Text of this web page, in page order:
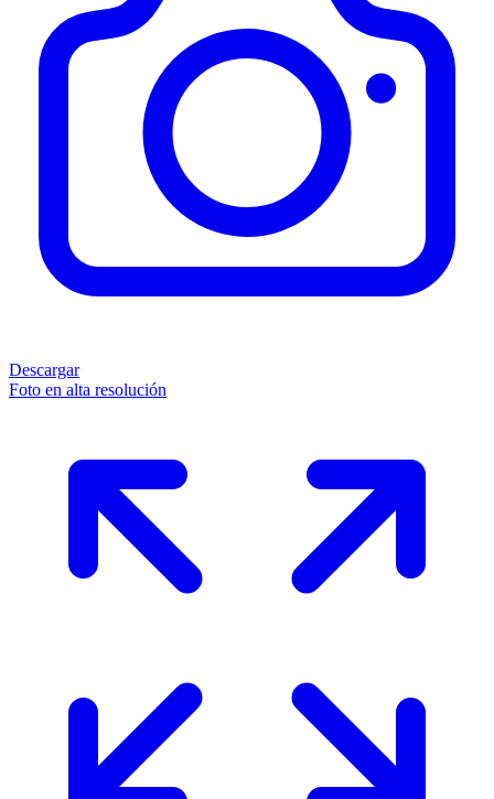
Descargar
Foto en alta resolución